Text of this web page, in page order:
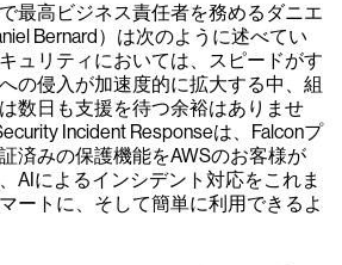
最高ビジネス責任者を務めるダニエ
Bernard）は次のように述べてい
ュリティにおいては、スピードがす
の侵入が加速度的に拡大する中、組
数日も支援を待つ余裕はありませ
Incident Responseは、Falconプ
済みの保護機能をAWSのお客様が
AIによるインシデント対応をこれま
ートに、そして簡単に利用できるよ